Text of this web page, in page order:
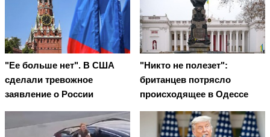
"Ее больше нет". В США
сделали тревожное
заявление о России
"Никто не полезет":
британцев потрясло
происходящее в Одессе